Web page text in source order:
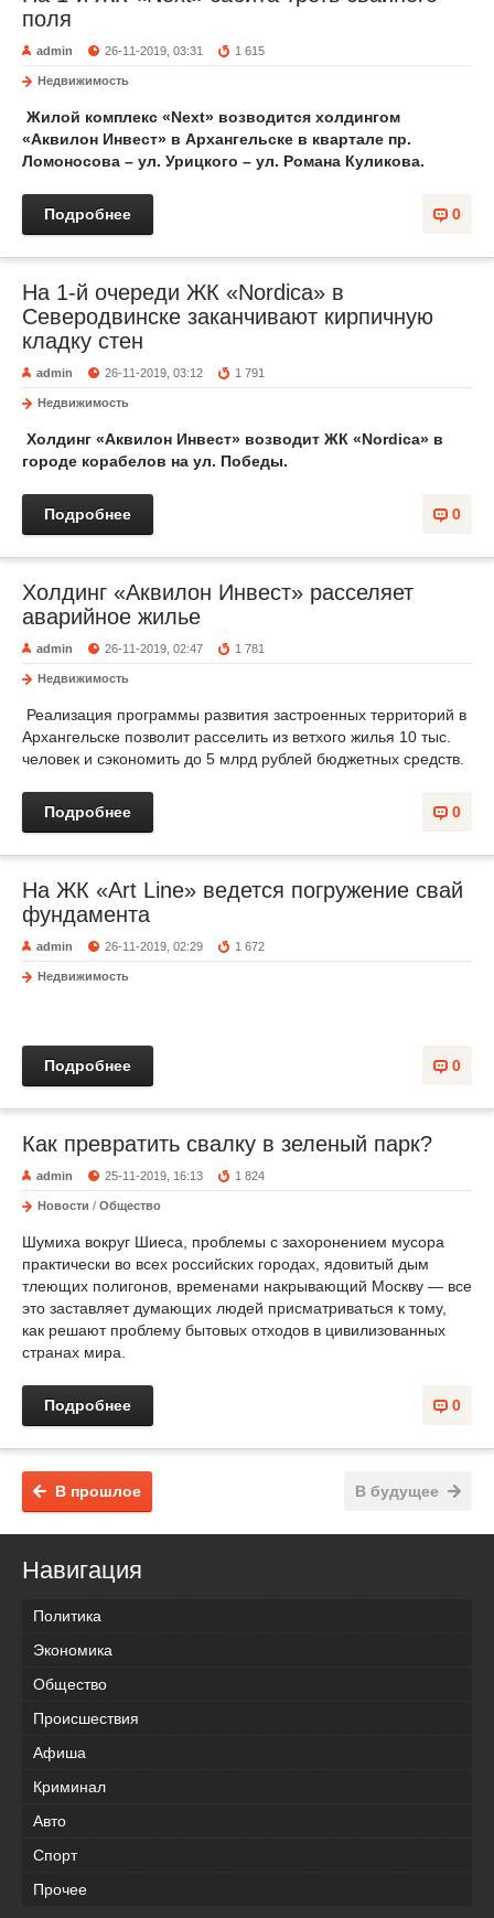
поля
admin 26-11-2019, 03:31 1 615
Недвижимость
Жилой комплекс «Next» возводится холдингом
«Аквилон Инвест» в Архангельске в квартале пр.
Ломоносова – ул. Урицкого – ул. Романа Куликова.
0
Подробнее
На 1-й очереди ЖК «Nordica» в
Северодвинске заканчивают кирпичную
кладку стен
admin 26-11-2019, 03:12 1 791
Недвижимость
Холдинг «Аквилон Инвест» возводит ЖК «Nordica» в
городе корабелов на ул. Победы.
0
Подробнее
Холдинг «Аквилон Инвест» расселяет
аварийное жилье
admin 26-11-2019, 02:47 1 781
Недвижимость
Реализация программы развития застроенных территорий в
Архангельске позволит расселить из ветхого жилья 10 тыс.
человек и сэкономить до 5 млрд рублей бюджетных средств.
0
Подробнее
На ЖК «Art Line» ведется погружение свай
фундамента
admin 26-11-2019, 02:29 1 672
Недвижимость
0
Подробнее
Как превратить свалку в зеленый парк?
admin 25-11-2019, 16:13 1 824
Новости / Общество
Шумиха вокруг Шиеса, проблемы с захоронением мусора
практически во всех российских городах, ядовитый дым
тлеющих полигонов, временами накрывающий Москву — все
это заставляет думающих людей присматриваться к тому,
как решают проблему бытовых отходов в цивилизованных
странах мира.
0
Подробнее
В будущее
В прошлое
Навигация
Политика
Экономика
Общество
Происшествия
Афиша
Криминал
Авто
Спорт
Прочее